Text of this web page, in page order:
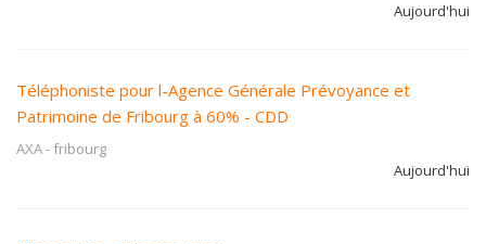
Aujourd'hui
Téléphoniste pour l-Agence Générale Prévoyance et
Patrimoine de Fribourg à 60% - CDD
AXA- fribourg
Aujourd'hui